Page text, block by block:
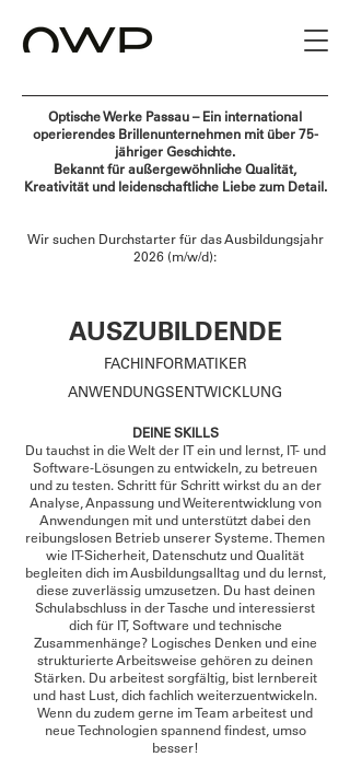
Optische Werke Passau – Ein international
operierendes Brillenunternehmen mit über 75-
jähriger Geschichte.
Bekannt für außergewöhnliche Qualität,
Kreativität und leidenschaftliche Liebe zum Detail.
Wir suchen Durchstarter für das Ausbildungsjahr
2026 (m/w/d):
AUSZUBILDENDE
FACHINFORMATIKER
ANWENDUNGSENTWICKLUNG
DEINE SKILLS
Du tauchst in die Welt der IT ein und lernst, IT- und
Software-Lösungen zu entwickeln, zu betreuen
und zu testen. Schritt für Schritt wirkst du an der
Analyse, Anpassung und Weiterentwicklung von
Anwendungen mit und unterstützt dabei den
reibungslosen Betrieb unserer Systeme. Themen
wie IT-Sicherheit, Datenschutz und Qualität
begleiten dich im Ausbildungsalltag und du lernst,
diese zuverlässig umzusetzen. Du hast deinen
Schulabschluss in der Tasche und interessierst
dich für IT, Software und technische
Zusammenhänge? Logisches Denken und eine
strukturierte Arbeitsweise gehören zu deinen
Stärken. Du arbeitest sorgfältig, bist lernbereit
und hast Lust, dich fachlich weiterzuentwickeln.
Wenn du zudem gerne im Team arbeitest und
neue Technologien spannend findest, umso
besser!